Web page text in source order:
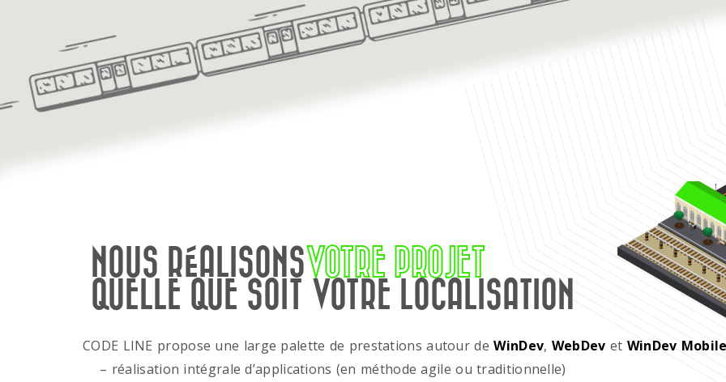
NOUS RÉALISONSVOTRE PROJET
QUELLE QUE SOIT VOTRE LOCALISATION
CODE LINE propose une large palette de prestations autour deWinDev, WebDev et WinDev
– réalisation intégrale d’applications (en méthode agile ou traditionnelle)